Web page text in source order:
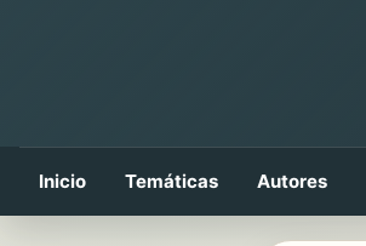
Inicio Temáticas Autores